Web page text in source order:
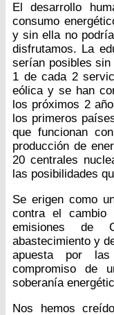
El desarrollo
consumo
y sin ella no
disfrutamos. La
serían posibles
1 de cada 2
eólica y se han
los próximos 2
los primeros
que funcionan
producción de
20 centrales
las posibilidades
Se erigen como
contra el cambio
emisiones de
abastecimiento y
apuesta por
compromiso de
soberanía
Nos hemos